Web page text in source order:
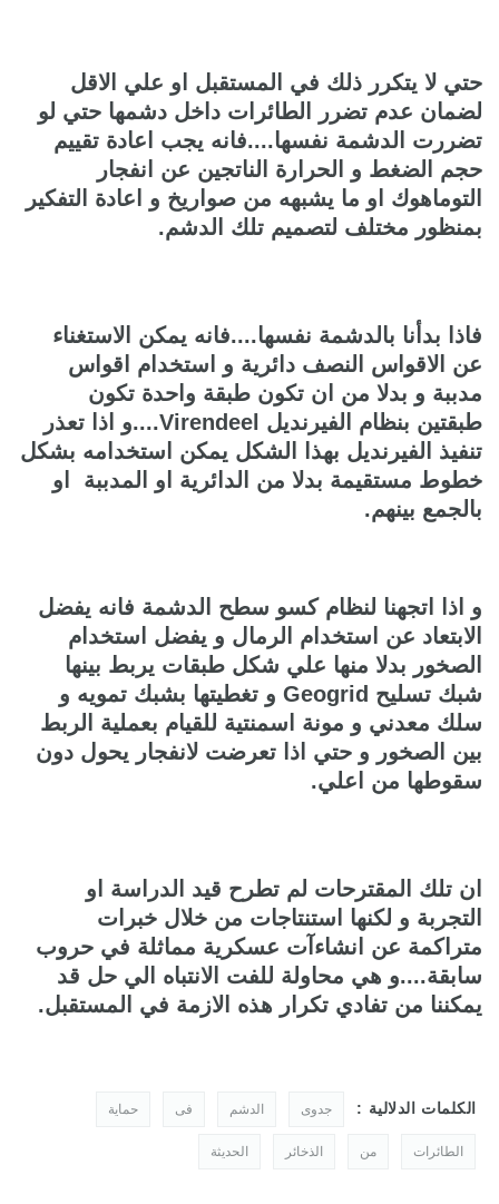
حتي لا يتكرر ذلك في المستقبل او علي الاقل
لضمان عدم تضرر الطائرات داخل دشمها حتي لو
تضررت الدشمة نفسها....فانه يجب اعادة تقييم
حجم الضغط و الحرارة الناتجين عن انفجار
التوماهوك او ما يشبهه من صواريخ و اعادة التفكير
بمنظور مختلف لتصميم تلك الدشم.
فاذا بدأنا بالدشمة نفسها....فانه يمكن الاستغناء
عن الاقواس النصف دائرية و استخدام اقواس
مدببة و بدلا من ان تكون طبقة واحدة تكون
طبقتين بنظام الفيرنديل Virendeel....و اذا تعذر
تنفيذ الفيرنديل بهذا الشكل يمكن استخدامه بشكل
خطوط مستقيمة بدلا من الدائرية او المدببة او
بالجمع بينهم.
و اذا اتجهنا لنظام كسو سطح الدشمة فانه يفضل
الابتعاد عن استخدام الرمال و يفضل استخدام
الصخور بدلا منها علي شكل طبقات يربط بينها
شبك تسليح Geogrid و تغطيتها بشبك تمويه و
سلك معدني و مونة اسمنتية للقيام بعملية الربط
بين الصخور و حتي اذا تعرضت لانفجار يحول دون
سقوطها من اعلي.
ان تلك المقترحات لم تطرح قيد الدراسة او
التجربة و لكنها استنتاجات من خلال خبرات
متراكمة عن انشاءآت عسكرية مماثلة في حروب
سابقة....و هي محاولة للفت الانتباه الي حل قد
يمكننا من تفادي تكرار هذه الازمة في المستقبل.
الكلمات الدلالية : جدوى الدشم فى حماية
الطائرات من الذخائر الحديثة